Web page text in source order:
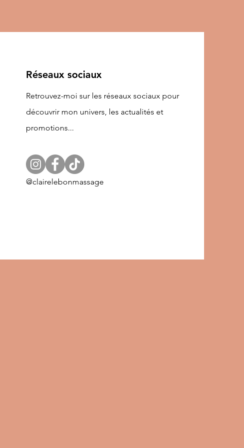
Réseaux sociaux
Retrouvez-moi sur les réseaux sociaux pour
découvrir mon univers, les actualités et
promotions...
@clairelebonmassage